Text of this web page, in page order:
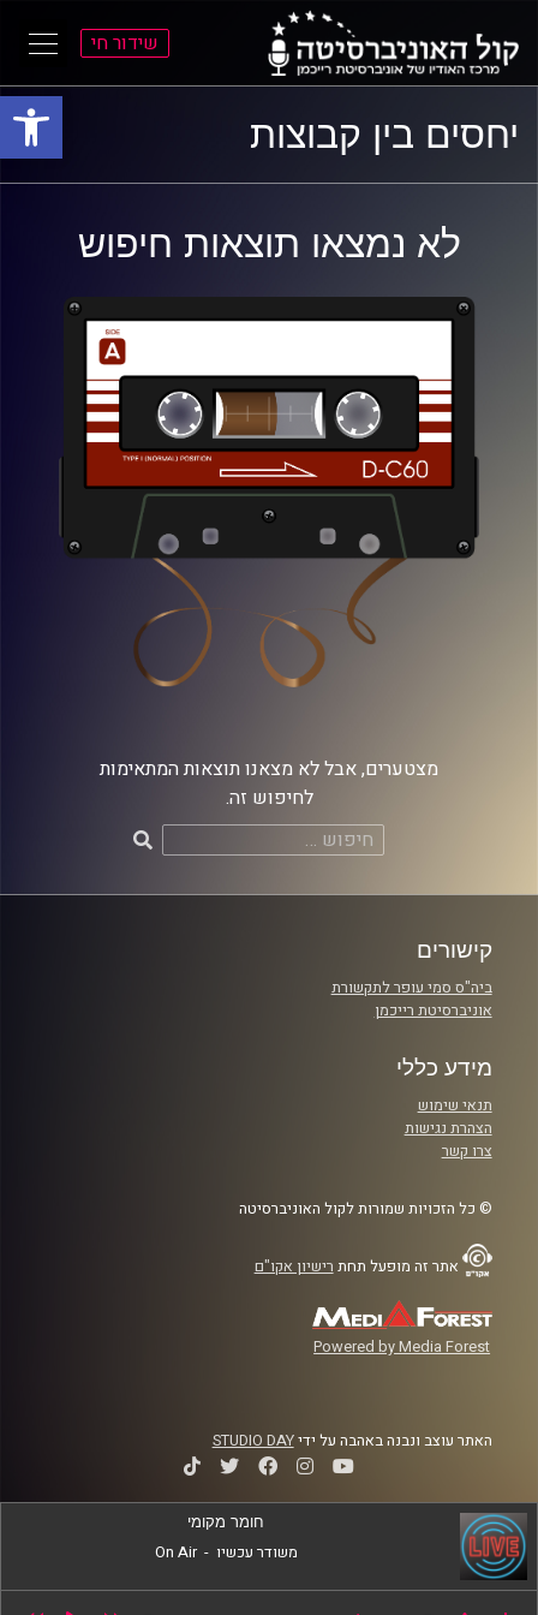
פתח
התפריט
הראשי
התוכן
הראשי
שידור חי
יחסים בין קבוצות
לא נמצאו תוצאות חיפוש
מצטערים, אבל לא מצאנו תוצאות המתאימות
לחיפוש זה.
חיפוש:
קישורים
ביה"ס סמי עופר לתקשורת
אוניברסיטת רייכמן
מידע כללי
תנאי שימוש
הצהרת נגישות
צרו קשר
© כל הזכויות שמורות לקול האוניברסיטה
אתר זה מופעל תחת רישיון אקו"ם
Powered by Media Forest
האתר עוצב ונבנה באהבה על ידיSTUDIO DAY
חומר מקומי
משודר עכשיו -
On Air